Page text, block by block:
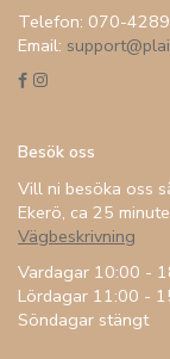
Telefon: 070-
Email:
Besök oss
Vill ni besöka oss
Ekerö, ca 25
Vägbeskrivning
Vardagar 10:00 -
Lördagar 11:00 -
Söndagar stängt